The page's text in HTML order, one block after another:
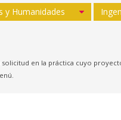
y Humanidades
en la práctica cuyo